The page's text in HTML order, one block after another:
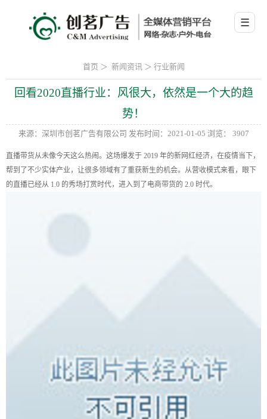
☰
首页 ＞ 新闻资讯 ＞ 行业新闻
回看2020直播行业：风很大，依然是一个大的趋
势！
来源：深圳市创茗广告有限公司 发布时间：2021-01-05 浏览： 3907
直播带货从未像今天这么热闹。这场爆发于 2019 年的新网红经济，在疫情当下，
帮到了不少实体产业，让很多领域有了重获新生的机会。从营收模式来看，眼下
的直播已经从 1.0 的秀场打赏时代，进入到了电商带货的 2.0 时代。